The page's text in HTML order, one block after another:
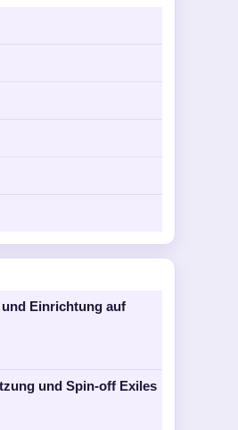
Einrichtung auf
und Spin-off Exiles